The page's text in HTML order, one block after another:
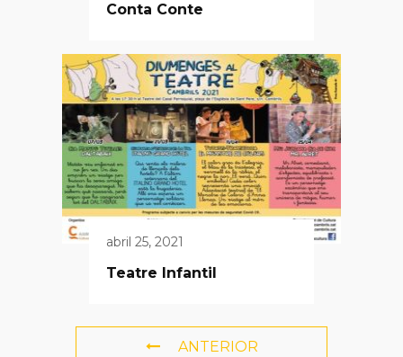
Conta Conte
abril 25, 2021
Teatre Infantil
ANTERIOR